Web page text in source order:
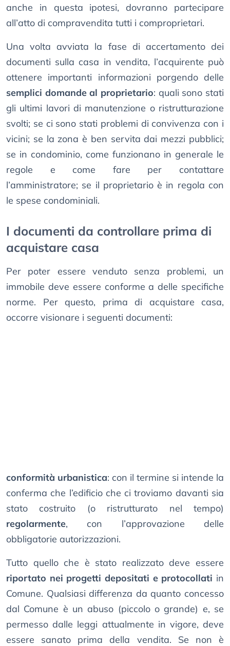
anche in questa ipotesi, dovranno partecipare
all’atto di compravendita tutti i comproprietari.
Una volta avviata la fase di accertamento dei
documenti sulla casa in vendita, l’acquirente può
ottenere importanti informazioni porgendo delle
semplici domande al proprietario: quali sono stati
gli ultimi lavori di manutenzione o ristrutturazione
svolti; se ci sono stati problemi di convivenza con i
vicini; se la zona è ben servita dai mezzi pubblici;
se in condominio, come funzionano in generale le
regole e come fare per contattare
l’amministratore; se il proprietario è in regola con
le spese condominiali.
I documenti da controllare prima di
acquistare casa
Per poter essere venduto senza problemi, un
immobile deve essere conforme a delle specifiche
norme. Per questo, prima di acquistare casa,
occorre visionare i seguenti documenti:
conformità urbanistica: con il termine si intende la
conferma che l’edificio che ci troviamo davanti sia
stato costruito (o ristrutturato nel tempo)
regolarmente, con l’approvazione delle
obbligatorie autorizzazioni.
Tutto quello che è stato realizzato deve essere
riportato nei progetti depositati e protocollati in
Comune. Qualsiasi differenza da quanto concesso
dal Comune è un abuso (piccolo o grande) e, se
permesso dalle leggi attualmente in vigore, deve
essere sanato prima della vendita. Se non è